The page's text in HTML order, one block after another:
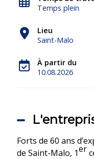
Temps plein
Lieu
Saint-Malo
À partir du
10.08.2026
Forts de 60 ans
de Saint-Malo, 1er